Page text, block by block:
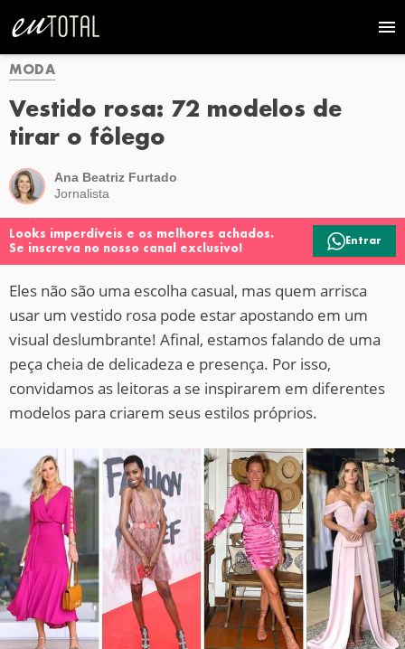
MODA
Vestido rosa: 72 modelos de
tirar o fôlego
Ana Beatriz Furtado
Jornalista
Looks imperdíveis e os melhores achados.
Se inscreva no nosso canal exclusivo!
Entrar
Eles não são uma escolha casual, mas quem arrisca
usar um vestido rosa pode estar apostando em um
visual deslumbrante! Afinal, estamos falando de uma
peça cheia de delicadeza e presença. Por isso,
convidamos as leitoras a se inspirarem em diferentes
modelos para criarem seus estilos próprios.